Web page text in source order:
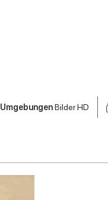
UmgebungenBilder HD